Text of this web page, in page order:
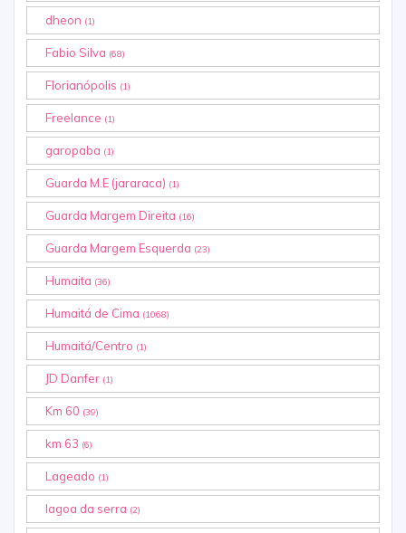
dheon (1)
Fabio Silva (68)
Florianópolis (1)
Freelance (1)
garopaba (1)
Guarda M.E (jararaca) (1)
Guarda Margem Direita (16)
Guarda Margem Esquerda (23)
Humaita (36)
Humaitá de Cima (1068)
Humaitá/Centro (1)
JD Danfer (1)
Km 60 (39)
km 63 (6)
Lageado (1)
lagoa da serra (2)